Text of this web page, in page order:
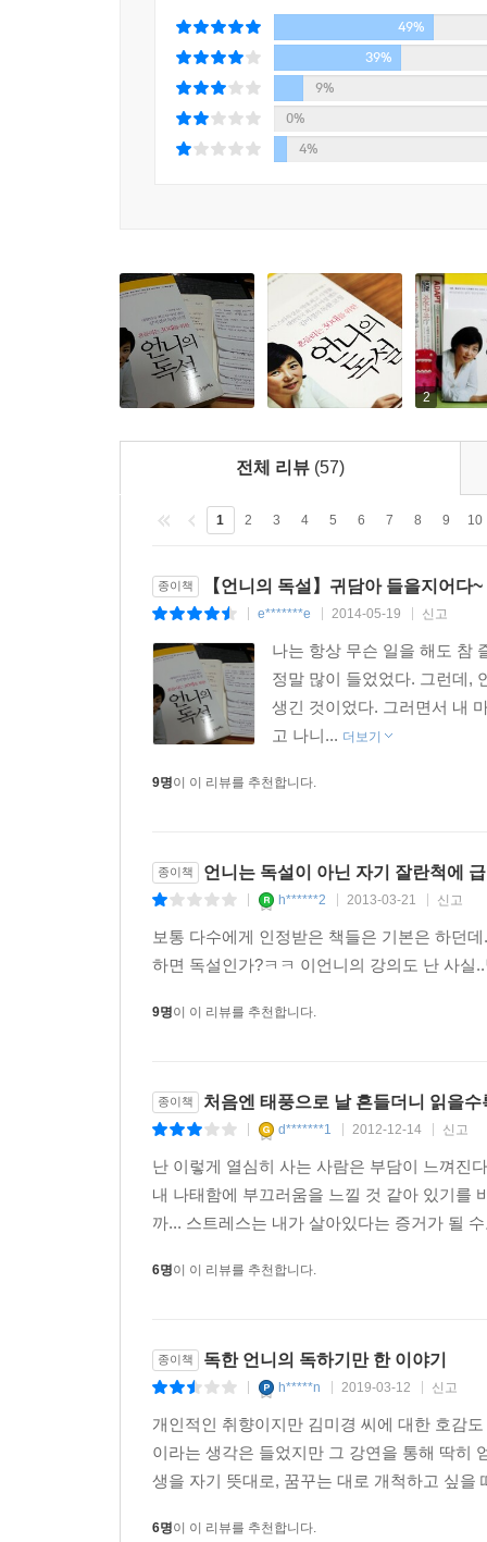
네가 길라임이냐? 레알 세상에 현빈은 없어!
세상에서 가장 초라한 거래가 ‘미모’를 파는 거야
너무도 다른 여자의 로망, 남자의 로망
「시크릿 가든 」 은 최악의 공정거래 위반 드라마
사랑은 떠나도 나는 남는다
사랑은 무조건 밝은 햇빛 아래서 해야 해
새빨간 거짓말, ‘사실 5 년째 별거 중이야’
굳이 네가 비극의 여주인공이 돼야겠니?
너는 5,000만 원 있으면서 왜 남자는 5억 원 있어야
돈에 대한 철학이 분명한 사람이 최고야
건강한 창업정신으로 시작한 부부는 절대 안 망해
일하는 여자에게는 가난한 남자가 ‘ 딱’이야
아껴 쓸 돈이 있어야 아껴 쓰지
남자, 헐값에 사서 금값으로 키워라
그와의 일생은 장장 60년이야
주식평가액에 시어머니도 포함시켜라
심플한 남자의 말은 쿨 하게 다뤄
남자의 사랑을 이해하려면 통역이 필요해
남자는 여자를 몰라도 너무 모른다
부부는 머리는 두 개에 몸통은 하나인 묘한 생명체
진짜 잘난 여자는 행복을 들고 서 있는 여자야
임신에도 치밀한 전략이 필요하다
승진하고 두 달 뒤에 임신해
자신있게 배 내밀면서 직장 다니자
출산휴가는 내 인생의 특별한 찬스!
몸조리만 하지 말고 정신도 조리해
출산 후 다이어트, 자존심을 걸고 성공시켜라
세상에서 제일 강한 여자는 너야
작은 회사는 말할 것도 없고 큰 회사라도 내
물어보기가 겁난다. 엄마가 아니라 언니 같은 여
그랬다고 애기해주는 언니가 일터에 있으면 얼마
이 책은 두 가지 역할을 대신 해주고 있다. 집에
어떻게 기르는지, 찡얼대는 남자는 어떻게 대
30대를 10년 먼저 겪은 선배로서 그동안 쌓아온 모
서른, 익지도 않았는데 밥뚜껑 열지 마
30대 여자들이 범하는 가장 큰 오류는 자신의
커리어와 연봉을 인정하지 않고 더 높은 걸 바
문제는 30대 중반의 워킹우먼이 ‘집 없고 성공
사회냐고 꼬집는다. 30대까지는 나를 믿어볼
여자, 직업의식이 확고한 자발적 생계부양자가 돼라
이 세상에서 내가 가장 초라해 보이는 나이, 서른.
많은 여자가 그 무게에 짓눌려 때늦은 방황을 시
등 무모하고 막연한 변화를 시도한다.
여자들이 도망치듯 회사를 떠나면 회사엔 남자들
위해서는 생계부양자가 돼야 한다. 이때 여자는 ‘
남자, 헐값에 사서 금값으로 키워라
워킹우먼, 당신들 때문에 출산율 떨어진다고 죄
이후에도 이 회사에 살아남을 수 있을까, 불안
많은 여자가 여기서 좌절하고 안식처를 찾는다.
생활이다.
어떻게 하면 직장과 가정 두 마리 토끼를 다 잡
결혼식을 헷갈리지 말고 ‘작전주 같은 남자’에
직장 생활하는 데 협조적이다. 게다가 집에 돌아
돈을 구분하라' 등 친언니가 가르쳐줄 만한 섬세
49%
39%
9%
0%
4%
2
전체 리뷰 (57)
1 2 3 4 5 6 7 8 9 10
종이책 【언니의 독설】귀담아 들을지어다~
e*******e 2014-05-19 신고
나는 항상 무슨 일을 해도 참
정말 많이 들었었다. 그런데,
생긴 것이었다. 그러면서 내
고 나니... 더보기
9명이 이 리뷰를 추천합니다.
종이책 언니는 독설이 아닌 자기 잘란척에
h******2 2013-03-21 신고
보통 다수에게 인정받은 책들은 기본은 하던
하면 독설인가?ㅋㅋ 이언니의 강의도 난 사
9명이 이 리뷰를 추천합니다.
종이책 처음엔 태풍으로 날 흔들더니 읽을
d*******1 2012-12-14 신고
난 이렇게 열심히 사는 사람은 부담이 느껴진
내 나태함에 부끄러움을 느낄 것 같아 있기를
까... 스트레스는 내가 살아있다는 증거가 될
6명이 이 리뷰를 추천합니다.
종이책 독한 언니의 독하기만 한 이야기
h*****n 2019-03-12 신고
개인적인 취향이지만 김미경 씨에 대한 호감
이라는 생각은 들었지만 그 강연을 통해 딱히
생을 자기 뜻대로, 꿈꾸는 대로 개척하고 싶
6명이 이 리뷰를 추천합니다.